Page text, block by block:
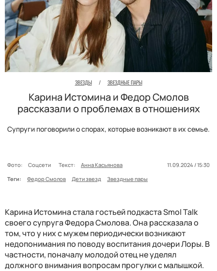
ЗВЕЗДЫ / ЗВЕЗДНЫЕ ПАРЫ
Карина Истомина и Федор Смолов
рассказали о проблемах в отношениях
Супруги поговорили о спорах, которые возникают в их семье.
Фото: Соцсети Текст: Анна Касьянова
11.09.2024 / 15:30
Теги:
Федор Смолов Дети звезд Звездные пары
Карина Истомина стала гостьей подкаста Smol Talk
своего супруга Федора Смолова. Она рассказала о
том, что у них с мужем периодически возникают
недопонимания по поводу воспитания дочери Лоры. В
частности, поначалу молодой отец не уделял
должного внимания вопросам прогулки с малышкой.